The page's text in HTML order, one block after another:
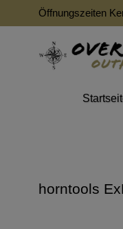
Öffnungszeiten
horntools